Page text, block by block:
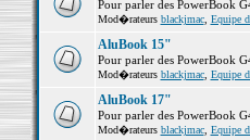
Pour parler des PowerBook
Mod�rateurs blackjmac, Equipe
AluBook 15"
Pour parler des PowerBook
Mod�rateurs blackjmac, Equipe
AluBook 17"
Pour parler des PowerBook
Mod�rateurs blackjmac, Equipe